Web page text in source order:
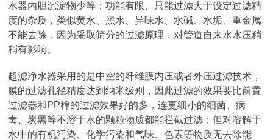
水器内胆沉淀物少等；功能有限、只能过滤大于设定过滤精
度的杂质，类似黄水、黑水、异味水、水碱、水垢、重金属
不能去除，因为采取筛分的过滤原理，对管道自来水水压稍
稍有影响。
超滤净水器采用的是中空的纤维膜内压或者外压过滤技术，
膜的过滤孔径精度达到纳米级别，因此过滤的效果要比前置
过滤器和PP棉的过滤效果好的多，连更细小的细菌、病
毒、炭黑等不溶于水的颗粒物质都能拦截过滤；但对溶解于
水中的有机污染、化学污染和气味、色素等物质无去除能